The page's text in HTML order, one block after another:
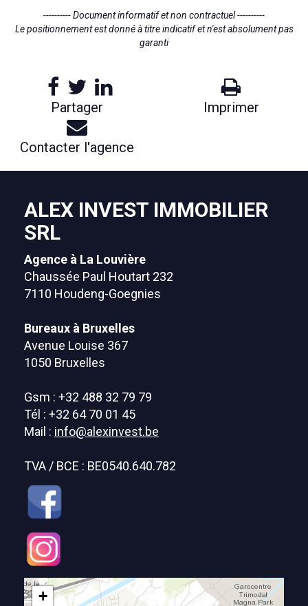
---------- Document informatif et non contractuel ----------
Le positionnement est donné à titre indicatif et n'est absolument pas
garanti
Partager Imprimer
Contacter l'agence
ALEX INVEST IMMOBILIER
SRL
Agence à La Louvière
Chaussée Paul Houtart 232
7110 Houdeng-Goegnies
Bureaux à Bruxelles
Avenue Louise 367
1050 Bruxelles
Gsm : +32 488 32 79 79
Tél : +32 64 70 01 45
Mail : info@alexinvest.be
TVA / BCE : BE0540.640.782
+